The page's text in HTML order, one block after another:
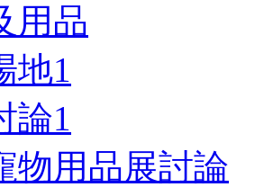
用品
地1
論1
物用品展討論